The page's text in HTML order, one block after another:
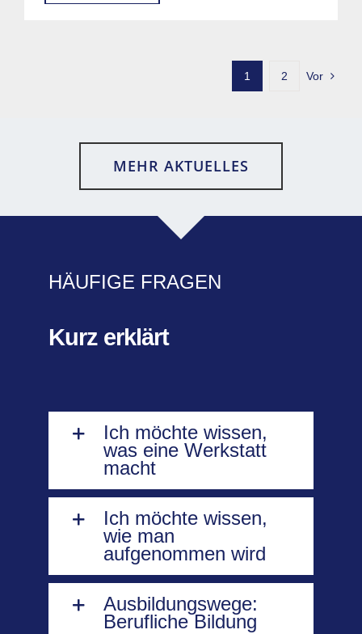
1 2 Vor
MEHR AKTUELLES
HÄUFIGE FRAGEN
Kurz erklärt
Ich möchte wissen,
was eine Werkstatt
macht
Ich möchte wissen,
wie man
aufgenommen wird
Ausbildungswege:
Berufliche Bildung